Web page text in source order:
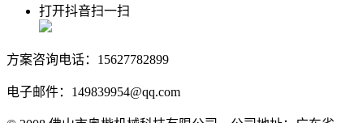
打开抖音扫一扫
方案咨询电话：15627782899
电子邮件：149839954@qq.com